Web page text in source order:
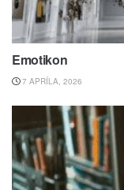
Emotikon
7 APRÍLA, 2026